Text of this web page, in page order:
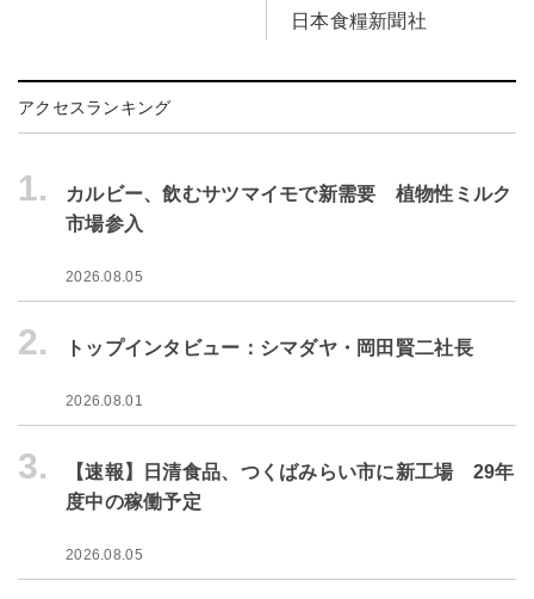
日本食糧新聞社
アクセスランキング
1.
カルビー、飲むサツマイモで新需要 植物性ミルク
市場参入
2026.08.05
2. トップインタビュー：シマダヤ・岡田賢二社長
2026.08.01
3.
【速報】日清食品、つくばみらい市に新工場 29年
度中の稼働予定
2026.08.05